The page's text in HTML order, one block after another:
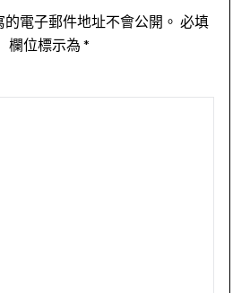
電子郵件地址不會公開。 必填
欄位標示為 *